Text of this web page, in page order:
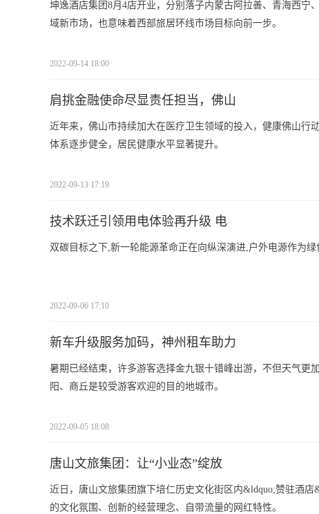
坤逸酒店集团8月4店开业，分别落子内蒙古阿拉善、青海西宁
域新市场，也意味着西部旅居环线市场目标向前一步。
2022-09-14 18:00
肩挑金融使命尽显责任担当，佛山
近年来，佛山市持续加大在医疗卫生领域的投入，健康佛山行
体系逐步健全，居民健康水平显著提升。
2022-09-13 17:19
技术跃迁引领用电体验再升级 电
双碳目标之下,新一轮能源革命正在向纵深演进,户外电源作为
2022-09-06 17:10
新车升级服务加码，神州租车助力
暑期已经结束，许多游客选择金九银十错峰出游，不但天气更
阳、商丘是较受游客欢迎的目的地城市。
2022-09-05 18:08
唐山文旅集团：让“小业态”绽放
近日，唐山文旅集团旗下培仁历史文化街区内&ldquo;赞驻酒
的文化氛围、创新的经营理念、自带流量的网红特性。